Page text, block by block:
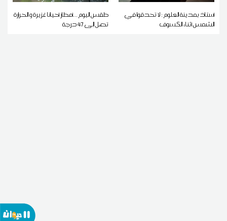
أستاذ بمدينة العلوم : لا تحدقوا في
الشمس أثناء الكسوف
طقس اليوم ...أمطار أحيانا غزيرة و الحرارة
تصل إلى 47 درجة